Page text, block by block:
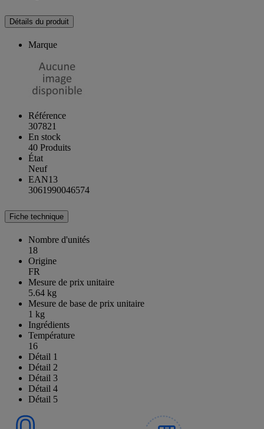
Détails du produit
Marque
Référence
307821
En stock
40 Produits
État
Neuf
EAN13
3061990046574
Fiche technique
Nombre d'unités
18
Origine
FR
Mesure de prix unitaire
5.64 kg
Mesure de base de prix unitaire
1 kg
Ingrédients
Température
16
Détail 1
Détail 2
Détail 3
Détail 4
Détail 5